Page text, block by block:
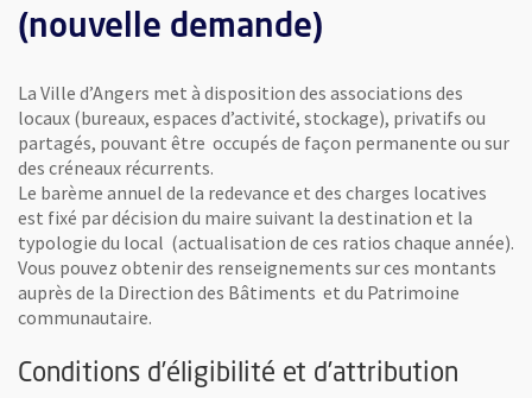
(nouvelle demande)
La Ville d’Angers met à disposition des associations des
locaux (bureaux, espaces d’activité, stockage), privatifs ou
partagés, pouvant être occupés de façon permanente ou sur
des créneaux récurrents.
Le barème annuel de la redevance et des charges locatives
est fixé par décision du maire suivant la destination et la
typologie du local (actualisation de ces ratios chaque année).
Vous pouvez obtenir des renseignements sur ces montants
auprès de la Direction des Bâtiments et du Patrimoine
communautaire.
Conditions d’éligibilité et d’attribution